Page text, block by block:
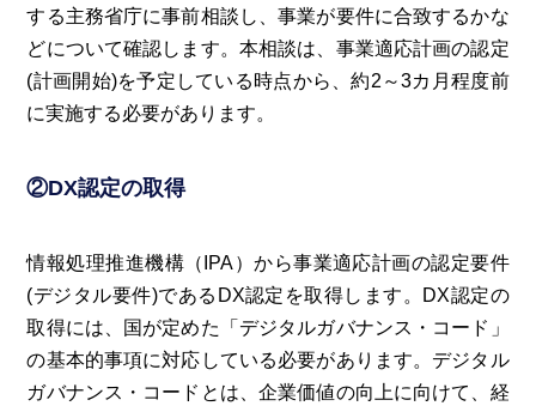
する主務省庁に事前相談し、事業が要件に合致するかな
どについて確認します。本相談は、事業適応計画の認定
(計画開始)を予定している時点から、約2～3カ月程度前
に実施する必要があります。
②DX認定の取得
情報処理推進機構（IPA）から事業適応計画の認定要件
(デジタル要件)であるDX認定を取得します。DX認定の
取得には、国が定めた「デジタルガバナンス・コード」
の基本的事項に対応している必要があります。デジタル
ガバナンス・コードとは、企業価値の向上に向けて、経